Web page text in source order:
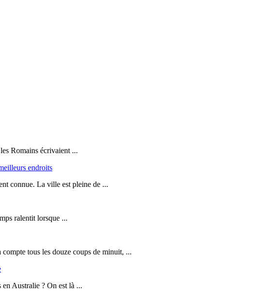
Romains écrivaient ...
endroits
connue. La ville est pleine de ...
ralentit lorsque ...
tous les douze coups de minuit, ...
en Australie ? On est là ...